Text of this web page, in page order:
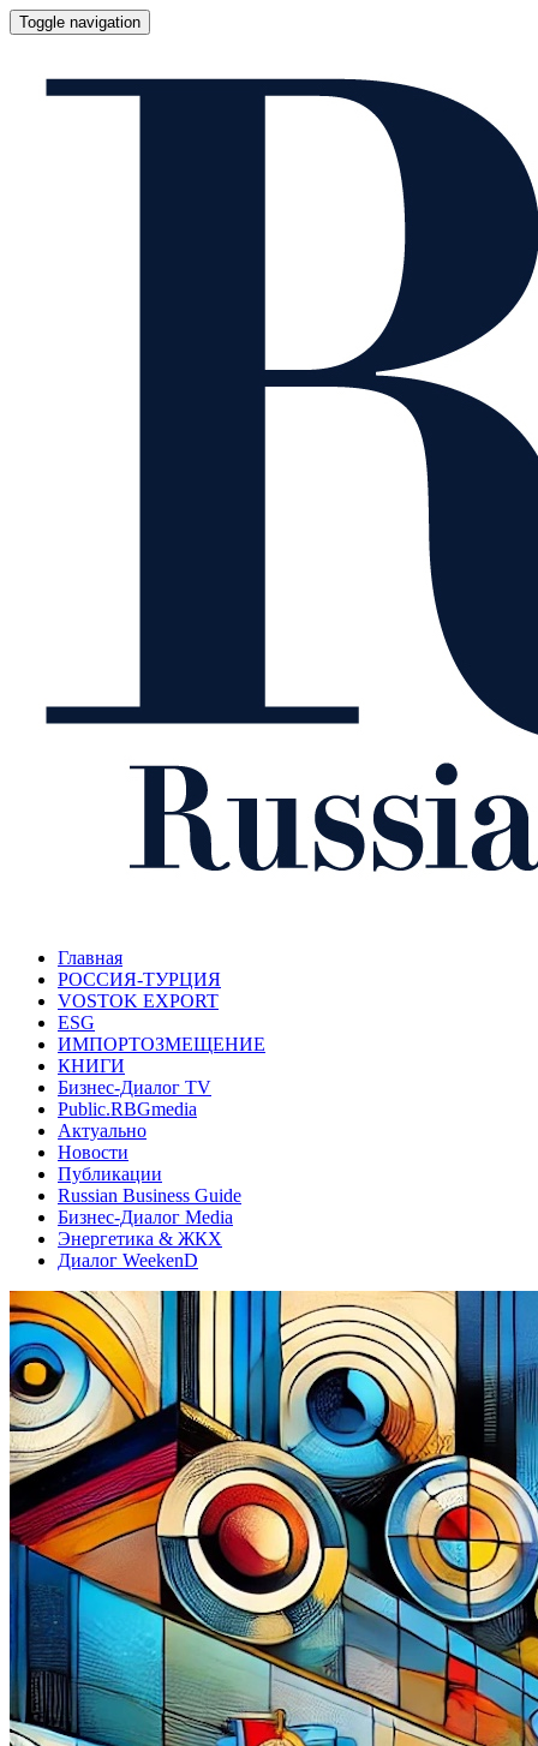
Toggle navigation
Главная
РОССИЯ-ТУРЦИЯ
VOSTOK EXPORT
ESG
ИМПОРТОЗМЕЩЕНИЕ
КНИГИ
Бизнес-Диалог TV
Public.RBGmedia
Актуально
Новости
Публикации
Russian Business Guide
Бизнес-Диалог Media
Энергетика & ЖКХ
Диалог WeekenD